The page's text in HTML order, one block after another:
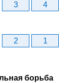
3
4
2
1
борьба